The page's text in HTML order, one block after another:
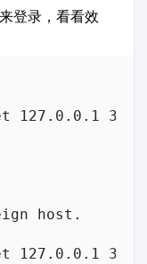
登录，看看效
127.0.0.1
host.
127.0.0.1